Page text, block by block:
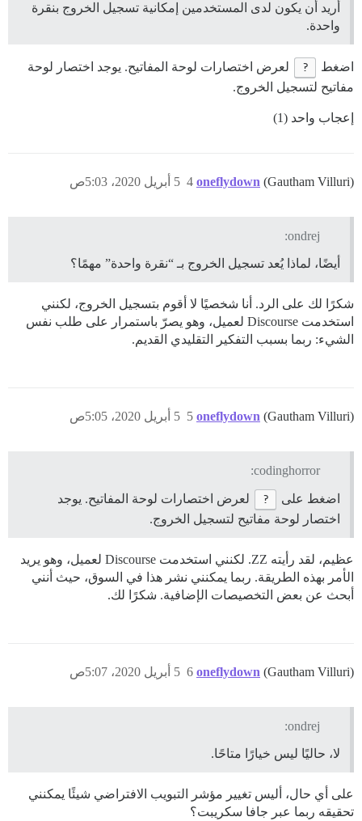
أريد أن يكون لدى المستخدمين إمكانية تسجيل الخروج بنقرة
واحدة.
اضغط ?
لعرض اختصارات لوحة المفاتيح. يوجد اختصار لوحة
مفاتيح لتسجيل الخروج.
إعجاب واحد (1)
oneflydown (Gautham Villuri) 5 أبريل 2020، 5:03ص 4
ondrej:
أيضًا، لماذا يُعد تسجيل الخروج بـ “نقرة واحدة” مهمًا؟
شكرًا لك على الرد. أنا شخصيًا لا أقوم بتسجيل الخروج، لكنني
استخدمت Discourse لعميل، وهو يصرّ باستمرار على طلب نفس
الشيء: ربما بسبب التفكير التقليدي القديم.
oneflydown (Gautham Villuri) 5 أبريل 2020، 5:05ص 5
codinghorror:
اضغط على ?
لعرض اختصارات لوحة المفاتيح. يوجد
اختصار لوحة مفاتيح لتسجيل الخروج.
عظيم، لقد رأيته ZZ. لكنني استخدمت Discourse لعميل، وهو يريد
الأمر بهذه الطريقة. ربما يمكنني نشر هذا في السوق، حيث أنني
أبحث عن بعض التخصيصات الإضافية. شكرًا لك.
oneflydown (Gautham Villuri) 5 أبريل 2020، 5:07ص 6
ondrej:
لا، حاليًا ليس خيارًا متاحًا.
على أي حال، أليس تغيير مؤشر التبويب الافتراضي شيئًا يمكنني
تحقيقه ربما عبر جافا سكريبت؟